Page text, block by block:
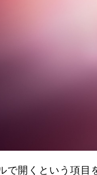
開くという項目